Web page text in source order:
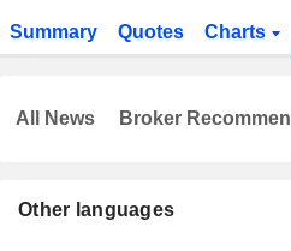
Summary Quotes Charts
Other languages
All News Broker